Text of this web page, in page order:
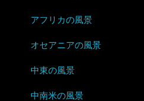
アフリカの風景
オセアニアの風景
中東の風景
中南米の風景
ベトナム
ボルネオ
モナコ
モンテネグロ
イスラエル
イラン
トリニダード・トバゴ
ニカラグア
ハイチ
ジンバブエ
スーダン
セーシェル